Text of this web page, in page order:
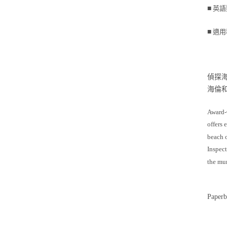
■ 英語
■ 適
偵探
海倫
offers
beach
the